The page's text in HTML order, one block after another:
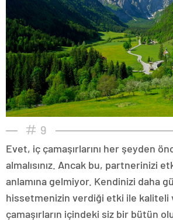
9
Evet, iç çamaşırlarını her şeyden
almalısınız. Ancak bu, partnerinizi
anlamına gelmiyor. Kendinizi daha
hissetmenizin verdiği etki ile kaliteli
çamaşırların içindeki siz bir bütün